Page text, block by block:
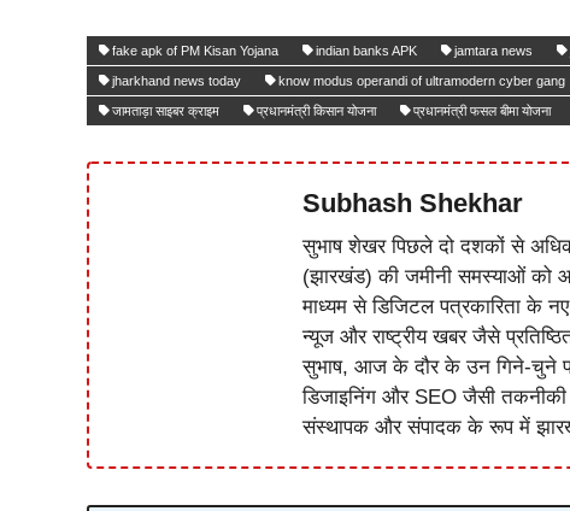
fake apk of PM Kisan Yojana indian banks APK jamtara news
jharkhand news today know modus operandi of ultramodern cyber gang
जामताड़ा साइबर क्राइम प्रधानमंत्री किसान योजना प्रधानमंत्री फसल बीमा योजना
Subhash Shekhar
सुभाष शेखर पिछले दो दशकों से
(झारखंड) की जमीनी समस्याओं
माध्यम से डिजिटल पत्रकारिता के
न्यूज और राष्ट्रीय खबर जैसे
सुभाष, आज के दौर के उन गिने-चुने
डिजाइनिंग और SEO जैसी
संस्थापक और संपादक के रूप में